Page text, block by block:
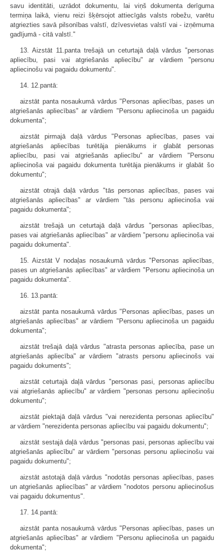
savu identitāti, uzrādot dokumentu, lai viņš dokumenta derīguma
termiņa laikā, vienu reizi šķērsojot attiecīgās valsts robežu, varētu
atgriezties savā pilsonības valstī, dzīvesvietas valstī vai - izņēmuma
gadījumā - citā valstī."
13. Aizstāt 11.panta trešajā un ceturtajā daļā vārdus "personas
apliecību, pasi vai atgriešanās apliecību" ar vārdiem "personu
apliecinošu vai pagaidu dokumentu".
14. 12.pantā:
aizstāt panta nosaukumā vārdus "Personas apliecības, pases un
atgriešanās apliecības" ar vārdiem "Personu apliecinoša un pagaidu
dokumenta";
aizstāt pirmajā daļā vārdus "Personas apliecības, pases vai
atgriešanās apliecības turētāja pienākums ir glabāt personas
apliecību, pasi vai atgriešanās apliecību" ar vārdiem "Personu
apliecinoša vai pagaidu dokumenta turētāja pienākums ir glabāt šo
dokumentu";
aizstāt otrajā daļā vārdus "tās personas apliecības, pases vai
atgriešanās apliecības" ar vārdiem "tās personu apliecinoša vai
pagaidu dokumenta";
aizstāt trešajā un ceturtajā daļā vārdus "personas apliecības,
pases vai atgriešanās apliecības" ar vārdiem "personu apliecinoša vai
pagaidu dokumenta".
15. Aizstāt V nodaļas nosaukumā vārdus "Personas apliecības,
pases un atgriešanās apliecības" ar vārdiem "Personu apliecinoša un
pagaidu dokumenta".
16. 13.pantā:
aizstāt panta nosaukumā vārdus "Personas apliecības, pases un
atgriešanās apliecības" ar vārdiem "Personu apliecinoša un pagaidu
dokumenta";
aizstāt trešajā daļā vārdus "atrasta personas apliecība, pase un
atgriešanās apliecība" ar vārdiem "atrasts personu apliecinošs vai
pagaidu dokuments";
aizstāt ceturtajā daļā vārdus "personas pasi, personas apliecību
vai atgriešanās apliecību" ar vārdiem "personas personu apliecinošu
dokumentu";
aizstāt piektajā daļā vārdus "vai nerezidenta personas apliecību"
ar vārdiem "nerezidenta personas apliecību vai pagaidu dokumentu";
aizstāt sestajā daļā vārdus "personas pasi, personas apliecību vai
atgriešanās apliecību" ar vārdiem "personas personu apliecinošu vai
pagaidu dokumentu";
aizstāt astotajā daļā vārdus "nodotās personas apliecības, pases
un atgriešanās apliecības" ar vārdiem "nodotos personu apliecinošus
vai pagaidu dokumentus".
17. 14.pantā:
aizstāt panta nosaukumā vārdus "Personas apliecības, pases un
atgriešanās apliecības" ar vārdiem "Personu apliecinoša un pagaidu
dokumenta";